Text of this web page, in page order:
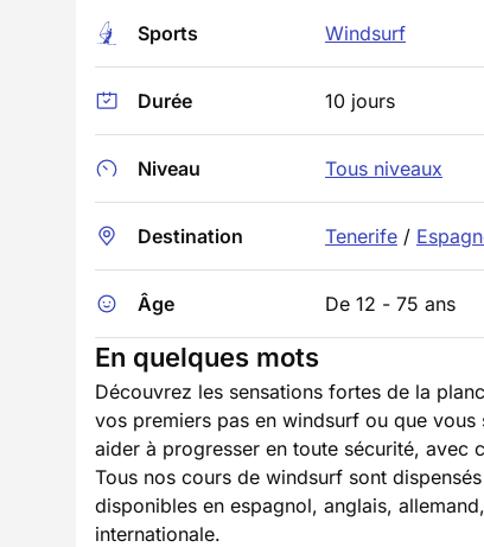
Sports Windsurf
Durée 10 jours
Niveau Tous niveaux
Destination Tenerife /
Âge De 12 - 75 ans
En quelques mots
Découvrez les sensations fortes de la
vos premiers pas en windsurf ou que
aider à progresser en toute sécurité, avec
Tous nos cours de windsurf sont
disponibles en espagnol, anglais,
internationale.